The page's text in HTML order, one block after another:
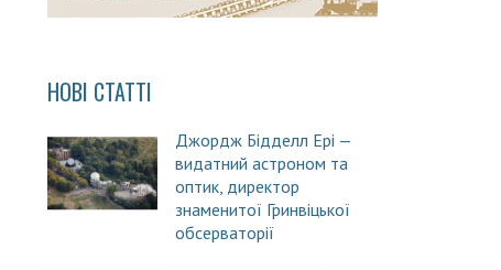
НОВІ СТАТТІ
Джордж Бідделл Ері —
видатний астроном та
оптик, директор
знаменитої Гринвіцької
обсерваторії